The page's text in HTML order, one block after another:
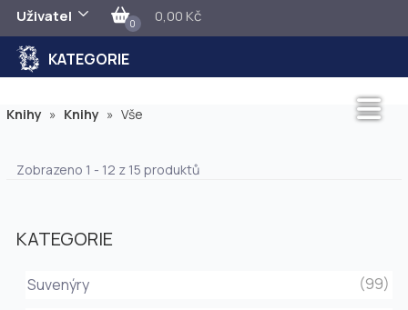
Uživatel 0 0,00 Kč
KATEGORIE
Knihy » Knihy » Vše
Zobrazeno 1 - 12 z 15 produktů
KATEGORIE
Suvenýry
(99)